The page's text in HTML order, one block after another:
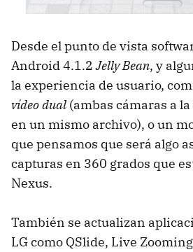
Desde el punto de vista
Android 4.1.2Jelly Bean, y
la experiencia de usuario,
vídeo dual(ambas cámaras a
en un mismo archivo), o un
que pensamos que será algo
capturas en 360 grados que
Nexus.
También se actualizan
LG como QSlide, Live